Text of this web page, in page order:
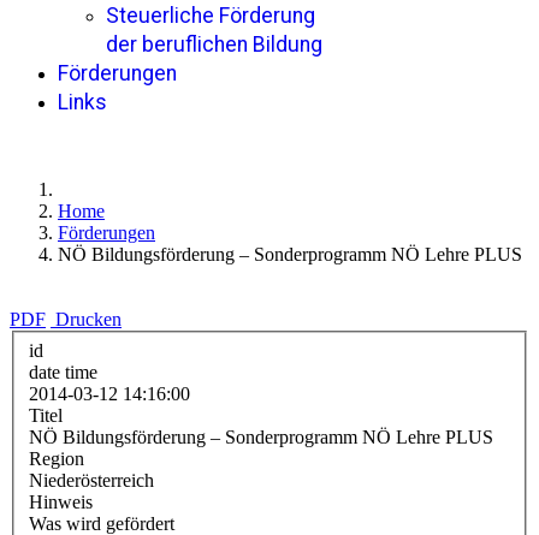
Steuerliche Förderung
der beruflichen Bildung
Förderungen
Links
Home
Förderungen
NÖ Bildungsförderung – Sonderprogramm NÖ Lehre PLUS
PDF Drucken
id
date time
2014-03-12 14:16:00
Titel
NÖ Bildungsförderung – Sonderprogramm NÖ Lehre PLUS
Region
Niederösterreich
Hinweis
Was wird gefördert